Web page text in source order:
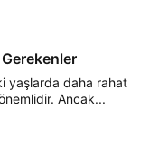
yaşlarda daha rahat
Ancak...